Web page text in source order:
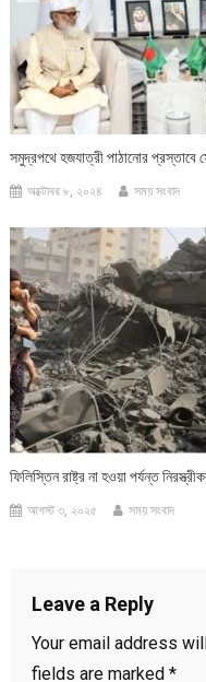
সমুদ্রপথে হজযাত্রী পাঠানোর প্রস্তাবে
অক্টোবর ৮, ২০২৪ সময় সংবাদ
ফিলিস্তিন রাষ্ট্র না হওয়া পর্যন্ত
আগস্ট ৩, ২০২৫ সময় সংবাদ
Leave a Reply
Your email address
fields are marked *